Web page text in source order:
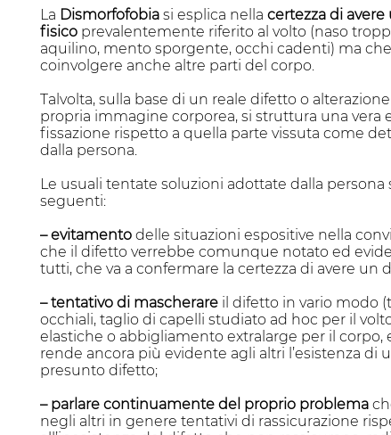
La Dismorfofobia si esplica nellacertezza di
fisico prevalentemente riferito al volto (naso
aquilino, mento sporgente, occhi cadenti) ma
coinvolgere anche altre parti del corpo.
Talvolta, sulla base di un reale difetto o
propria immagine corporea, si struttura una vera
fissazione rispetto a quella parte vissuta come
dalla persona.
Le usuali tentate soluzioni adottate dalla persona
seguenti:
– evitamento delle situazioni espositive nella
che il difetto verrebbe comunque notato ed
tutti, che va a confermare la certezza di avere un
– tentativo di mascherare il difetto in vario modo
occhiali, taglio di capelli studiato ad hoc per il
elastiche o abbigliamento extralarge per il corpo,
rende ancora più evidente agli altri l’esistenza di
presunto difetto;
– parlare continuamente del proprio problema
negli altri in genere tentativi di rassicurazione